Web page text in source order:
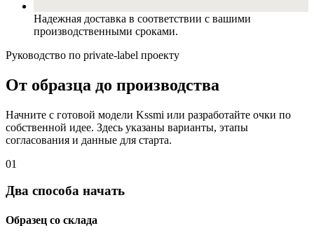
Надежная доставка в соответствии с вашими
производственными сроками.
Руководство по private-label проекту
От образца до производства
Начните с готовой модели Kssmi или разработайте очки по
собственной идее. Здесь указаны варианты, этапы
согласования и данные для старта.
01
Два способа начать
Образец со склада